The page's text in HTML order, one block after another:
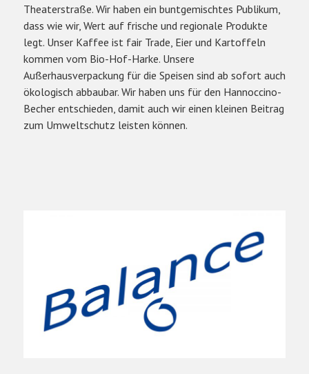
Theaterstraße. Wir haben ein buntgemischtes Publikum,
dass wie wir, Wert auf frische und regionale Produkte
legt. Unser Kaffee ist fair Trade, Eier und Kartoffeln
kommen vom Bio-Hof-Harke. Unsere
Außerhausverpackung für die Speisen sind ab sofort auch
ökologisch abbaubar. Wir haben uns für den Hannoccino-
Becher entschieden, damit auch wir einen kleinen Beitrag
zum Umweltschutz leisten können.